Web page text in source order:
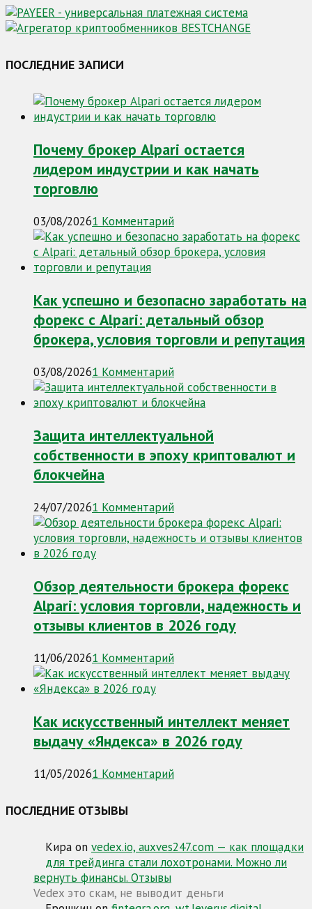
ПОСЛЕДНИЕ ЗАПИСИ
Почему брокер Alpari остается
лидером индустрии и как начать
торговлю
03/08/20261 Комментарий
Как успешно и безопасно заработать на
форекс с Alpari: детальный обзор
брокера, условия торговли и репутация
03/08/20261 Комментарий
Защита интеллектуальной
собственности в эпоху криптовалют и
блокчейна
24/07/20261 Комментарий
Обзор деятельности брокера форекс
Alpari: условия торговли, надежность и
отзывы клиентов в 2026 году
11/06/20261 Комментарий
Как искусственный интеллект меняет
выдачу «Яндекса» в 2026 году
11/05/20261 Комментарий
ПОСЛЕДНИЕ ОТЗЫВЫ
Кира on vedex.io, auxves247.com — как площадки
для трейдинга стали лохотронами. Можно ли
вернуть финансы. Отзывы
Vedex это скам, не выводит деньги